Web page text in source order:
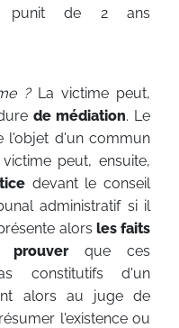
de 2 ans
? La victime peut,
de médiation. Le
l'objet d'un commun
peut, ensuite,
devant le conseil
administratif si il
alors les faits
prouverque ces
constitutifs d'un
alors au juge de
l'existence ou